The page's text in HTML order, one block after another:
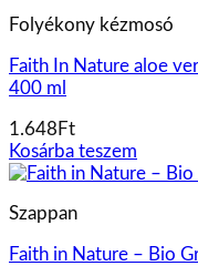
Folyékony kézmosó
Faith In Nature aloe
400 ml
1.648 Ft
Kosárba teszem
Szappan
Faith in Nature – Bio